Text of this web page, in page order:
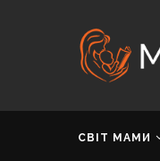
СВІТ МАМИ